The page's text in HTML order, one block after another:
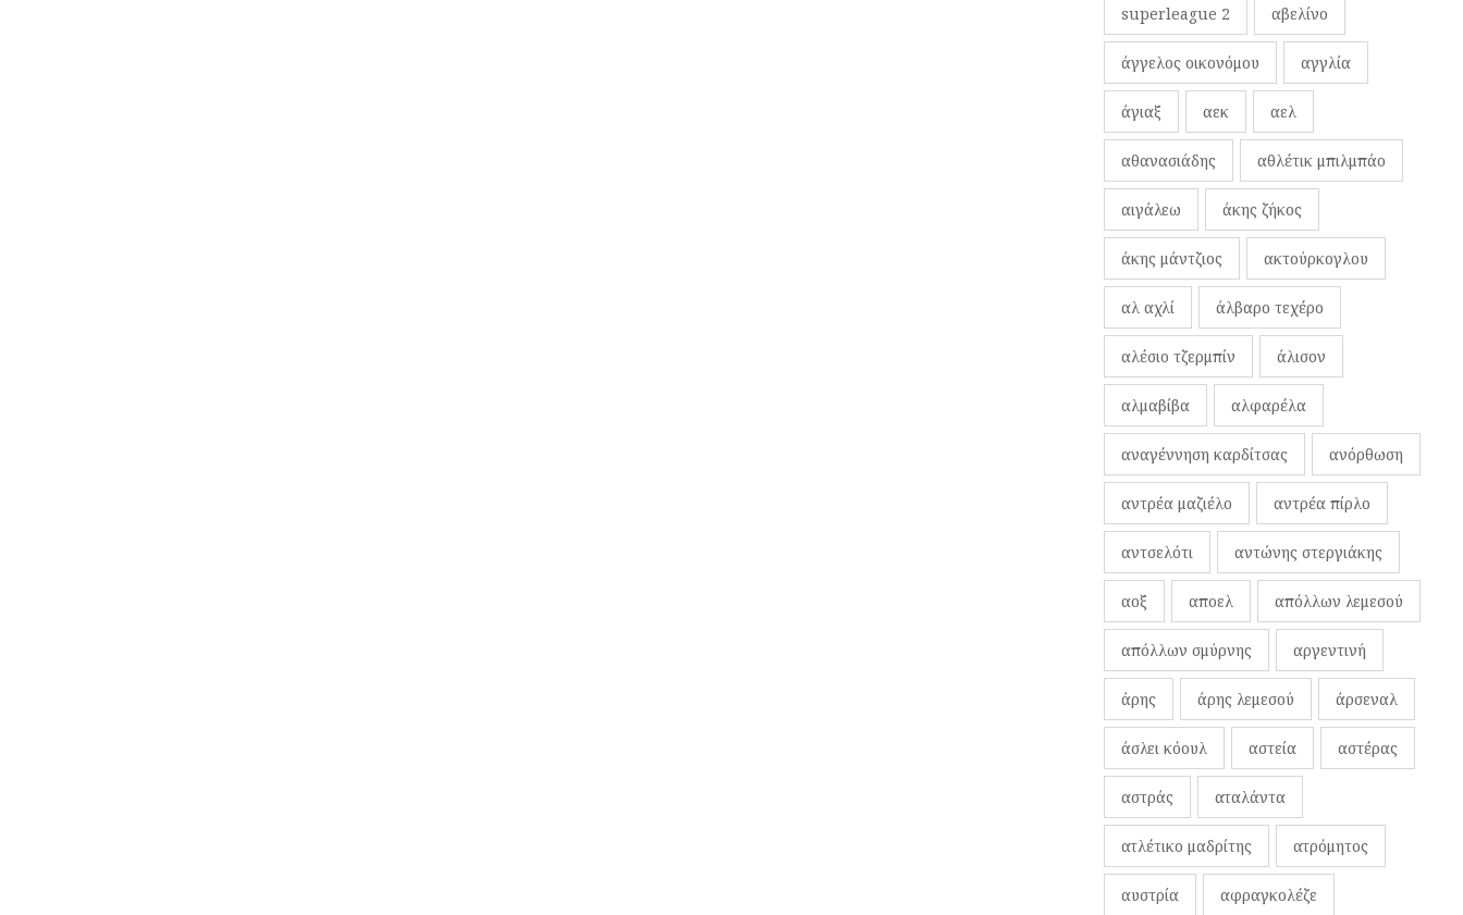
superleague 2 αβελίνο
άγγελος οικονόμου αγγλία
άγιαξ αεκ αελ
αθανασιάδης αθλέτικ μπιλμπάο
αιγάλεω άκης ζήκος
άκης μάντζιος ακτούρκογλου
αλ αχλί άλβαρο τεχέρο
αλέσιο τζερμπίν άλισον
αλμαβίβα αλφαρέλα
αναγέννηση καρδίτσας ανόρθωση
αντρέα μαζιέλο αντρέα πίρλο
αντσελότι αντώνης στεργιάκης
αοξ αποελ απόλλων λεμεσού
απόλλων σμύρνης αργεντινή
άρης άρης λεμεσού άρσεναλ
άσλει κόουλ αστεία αστέρας
αστράς αταλάντα
ατλέτικο μαδρίτης ατρόμητος
αυστρία αφραγκολέζε